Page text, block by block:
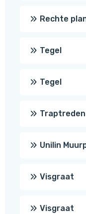
Rechte
Tegel
Tegel
Unilin
Visgraat
Visgraat